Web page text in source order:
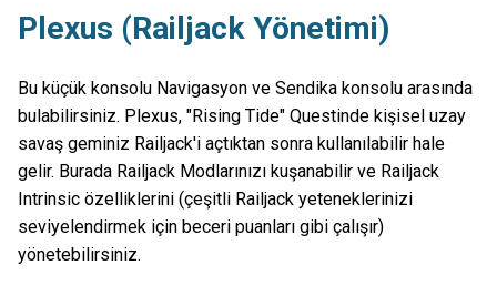
Plexus (Railjack Yönetimi)
Bu küçük konsolu Navigasyon ve Sendika konsolu arasında
bulabilirsiniz. Plexus, "Rising Tide" Questinde kişisel uzay
savaş geminiz Railjack'i açtıktan sonra kullanılabilir hale
gelir. Burada Railjack Modlarınızı kuşanabilir ve Railjack
Intrinsic özelliklerini (çeşitli Railjack yeteneklerinizi
seviyelendirmek için beceri puanları gibi çalışır)
yönetebilirsiniz.